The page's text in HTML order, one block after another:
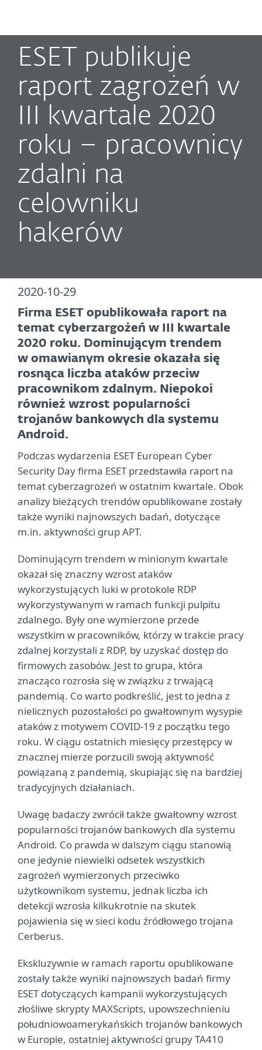
ESET publikuje
raport zagrożeń w
III kwartale 2020
roku – pracownicy
zdalni na
celowniku
hakerów
2020-10-29
Firma ESET opublikowała raport na
temat cyberzargożeń w III kwartale
2020 roku. Dominującym trendem
w omawianym okresie okazała się
rosnąca liczba ataków przeciw
pracownikom zdalnym. Niepokoi
również wzrost popularności
trojanów bankowych dla systemu
Android.
Podczas wydarzenia ESET European Cyber
Security Day firma ESET przedstawiła raport na
temat cyberzagrożeń w ostatnim kwartale. Obok
analizy bieżących trendów opublikowane zostały
także wyniki najnowszych badań, dotyczące
m.in. aktywności grup APT.
Dominującym trendem w minionym kwartale
okazał się znaczny wzrost ataków
wykorzystujących luki w protokole RDP
wykorzystywanym w ramach funkcji pulpitu
zdalnego. Były one wymierzone przede
wszystkim w pracowników, którzy w trakcie pracy
zdalnej korzystali z RDP, by uzyskać dostęp do
firmowych zasobów. Jest to grupa, która
znacząco rozrosła się w związku z trwającą
pandemią. Co warto podkreślić, jest to jedna z
nielicznych pozostałości po gwałtownym wysypie
ataków z motywem COVID-19 z początku tego
roku. W ciągu ostatnich miesięcy przestępcy w
znacznej mierze porzucili swoją aktywność
powiązaną z pandemią, skupiając się na bardziej
tradycyjnych działaniach.
Uwagę badaczy zwrócił także gwałtowny wzrost
popularności trojanów bankowych dla systemu
Android. Co prawda w dalszym ciągu stanowią
one jedynie niewielki odsetek wszystkich
zagrożeń wymierzonych przeciwko
użytkownikom systemu, jednak liczba ich
detekcji wzrosła kilkukrotnie na skutek
pojawienia się w sieci kodu źródłowego trojana
Cerberus.
Ekskluzywnie w ramach raportu opublikowane
zostały także wyniki najnowszych badań firmy
ESET dotyczących kampanii wykorzystujących
złośliwe skrypty MAXScripts, upowszechnieniu
południowoamerykańskich trojanów bankowych
w Europie, ostatniej aktywności grupy TA410